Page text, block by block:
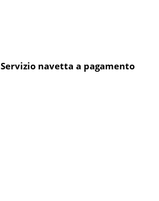
Servizio navetta a pagamento